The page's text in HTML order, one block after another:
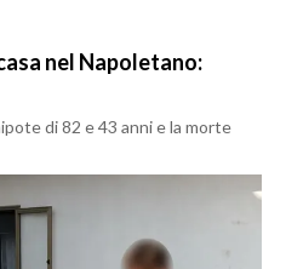
nel Napoletano:
di 82 e 43 anni e la morte